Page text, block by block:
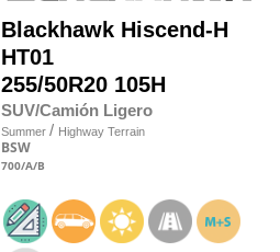
Blackhawk Hiscend-H
HT01
255/50R20 105H
SUV/Camión Ligero
Summer / Highway Terrain
BSW
700/A/B